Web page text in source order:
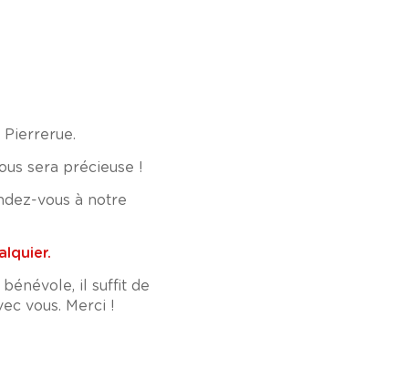
sera précieuse !
vous à notre
bénévole, il suffit de
vous. Merci !